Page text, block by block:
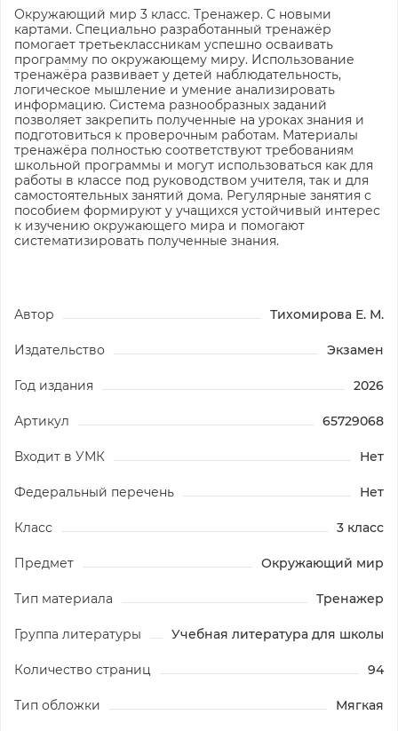
Окружающий мир 3 класс. Тренажер. С новыми
картами. Специально разработанный тренажёр
помогает третьеклассникам успешно осваивать
программу по окружающему миру. Использование
тренажёра развивает у детей наблюдательность,
логическое мышление и умение анализировать
информацию. Система разнообразных заданий
позволяет закрепить полученные на уроках знания и
подготовиться к проверочным работам. Материалы
тренажёра полностью соответствуют требованиям
школьной программы и могут использоваться как для
работы в классе под руководством учителя, так и для
самостоятельных занятий дома. Регулярные занятия с
пособием формируют у учащихся устойчивый интерес
к изучению окружающего мира и помогают
систематизировать полученные знания.
Автор Тихомирова Е. М.
Издательство Экзамен
Год издания 2026
Артикул 65729068
Входит в УМК Нет
Федеральный перечень Нет
Класс 3 класс
Предмет Окружающий мир
Тип материала Тренажер
Группа литературы Учебная литература для школы
Количество страниц 94
Тип обложки Мягкая